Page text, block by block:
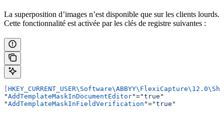
La superposition d’images n’est disponible que sur les clients lourds.
Cette fonctionnalité est activée par les clés de registre suivantes :
"AddTemplateMaskInDocumentEditor"="true "
"AddTemplateMaskInFieldVerification "="true "